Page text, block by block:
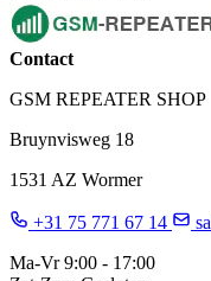
Contact
GSM REPEATER SHOP
Bruynvisweg 18
1531 AZ Wormer
+31 75 771 67 14
Ma-Vr 9:00 - 17:00